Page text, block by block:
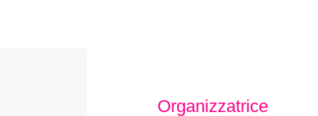
Organizzatrice